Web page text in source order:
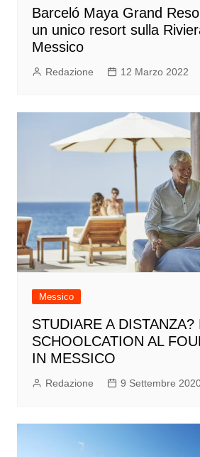
Barceló Maya Grand
un unico resort sulla
Messico
Redazione 12 Marzo 2022
Messico
STUDIARE A DISTANZA?
SCHOOLCATION AL
IN MESSICO
Redazione 9 Settembre